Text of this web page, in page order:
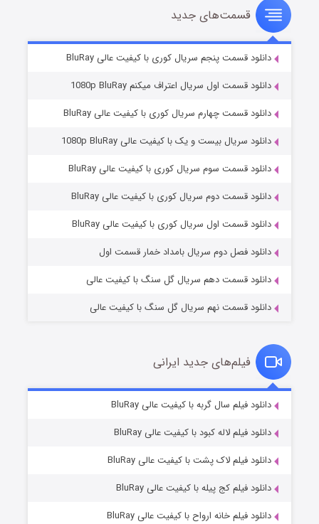
سریال زشت
قسمت2 (زیرنویس) منتشر شد
مردگان متحرک: شهر مرده ۳
قسمت2 (زیرنویس) منتشر شد
قسمت7 (زیرنویس) منتشر شد
قسمت‌های جدید
دانلود قسمت پنجم سریال کوری با کیفیت عالی BluRay
دانلود قسمت اول سریال اعتراف میکنم 1080p BluRay
دانلود قسمت چهارم سریال کوری با کیفیت عالی BluRay
دانلود سریال بیست و یک با کیفیت عالی 1080p BluRay
دانلود قسمت سوم سریال کوری با کیفیت عالی BluRay
دانلود قسمت دوم سریال کوری با کیفیت عالی BluRay
دانلود قسمت اول سریال کوری با کیفیت عالی BluRay
دانلود فصل دوم سریال بامداد خمار قسمت اول
دانلود قسمت دهم سریال گل سنگ با کیفیت عالی
دانلود قسمت نهم سریال گل سنگ با کیفیت عالی
فیلم‌های جدید ایرانی
دانلود فیلم سال گربه با کیفیت عالی BluRay
دانلود فیلم لاله کبود با کیفیت عالی BluRay
دانلود فیلم لاک پشت با کیفیت عالی BluRay
دانلود فیلم کج‌ پیله با کیفیت عالی BluRay
دانلود فیلم خانه ارواح با کیفیت عالی BluRay